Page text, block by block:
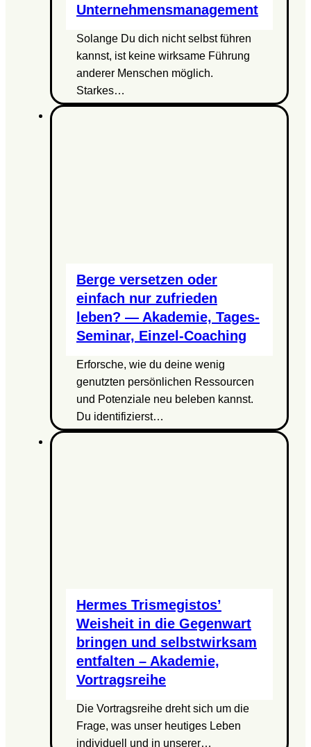
Unternehmensmanagement
Solange Du dich nicht selbst führen
kannst, ist keine wirksame Führung
anderer Menschen möglich.
Starkes…
Berge versetzen oder
einfach nur zufrieden
leben? — Akademie, Tages-
Seminar, Einzel-Coaching
Erforsche, wie du deine wenig
genutzten persönlichen Ressourcen
und Potenziale neu beleben kannst.
Du identifizierst…
Hermes Trismegistos’
Weisheit in die Gegenwart
bringen und selbstwirksam
entfalten – Akademie,
Vortragsreihe
Die Vortragsreihe dreht sich um die
Frage, was unser heutiges Leben
individuell und in unserer…